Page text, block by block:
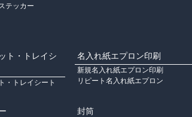
テッカー
ト・トレイシ
・トレイシート
名入れ紙エプロン印刷
新規名入れ紙エプロン印刷
リピート名入れ紙エプロン
封筒